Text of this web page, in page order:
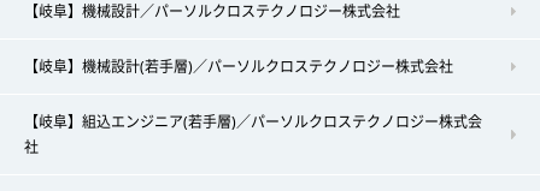
【岐阜】機械設計／パーソルクロステクノロジー株式会社
【岐阜】機械設計(若手層)／パーソルクロステクノロジー株式会社
【岐阜】組込エンジニア(若手層)／パーソルクロステクノロジー株式会
社